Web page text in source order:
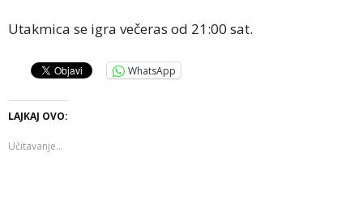
Utakmica se igra večeras od 21:00 sat.
WhatsApp
LAJKAJ OVO:
Učitavanje...